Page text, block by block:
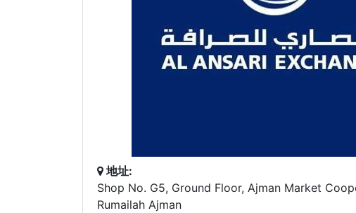
地址:
Shop No. G5, Ground Floor, Ajman Market
Rumailah Ajman